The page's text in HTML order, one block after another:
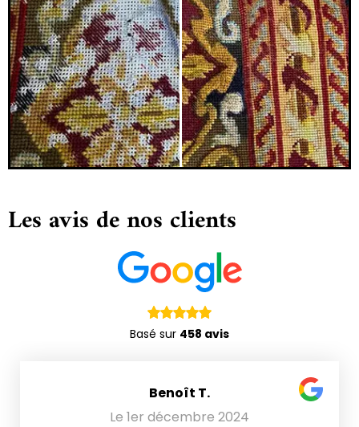
Les avis de nos clients
Basé sur 458 avis
Benoît T.
Le 1er décembre 2024